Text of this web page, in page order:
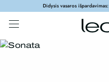
Didysis vasaros išpardavimas: